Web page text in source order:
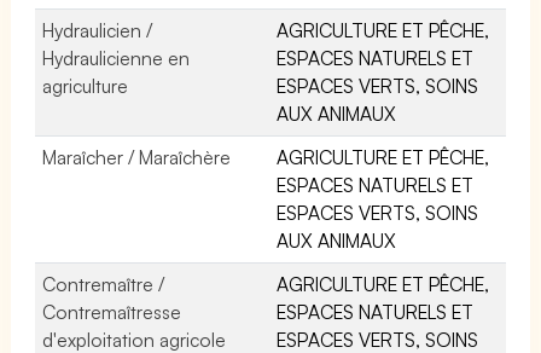
Hydraulicien /
Hydraulicienne en
agriculture
AGRICULTURE ET PÊCHE,
ESPACES NATURELS ET
ESPACES VERTS, SOINS
AUX ANIMAUX
Maraîcher / Maraîchère
AGRICULTURE ET PÊCHE,
ESPACES NATURELS ET
ESPACES VERTS, SOINS
AUX ANIMAUX
Contremaître /
Contremaîtresse
d'exploitation agricole
AGRICULTURE ET PÊCHE,
ESPACES NATURELS ET
ESPACES VERTS, SOINS